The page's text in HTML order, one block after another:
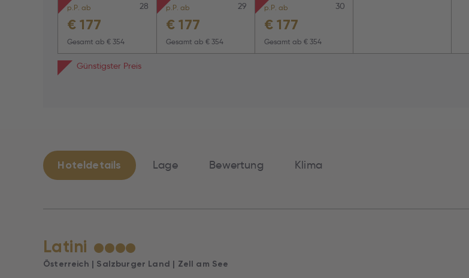
28
p.P. ab
€ 177
Gesamt ab € 354
29
p.P. ab
€ 177
Gesamt ab € 354
30
p.P. ab
€ 177
Gesamt ab € 354
Günstigster Preis
Hoteldetails Lage Bewertung Klima
Latini ★★★★
Österreich | Salzburger Land | Zell am See